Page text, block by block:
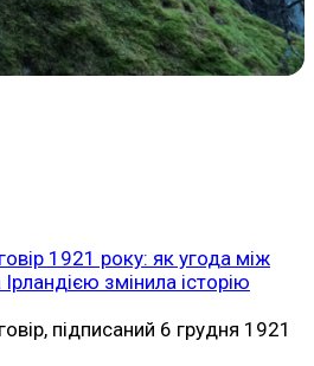
1921 року: як угода між
змінила історію
підписаний 6 грудня 1921